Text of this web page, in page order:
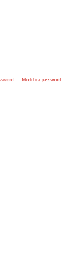
Modifica password